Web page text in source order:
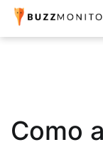
Buzzmonitor
A plataforma mais
Como